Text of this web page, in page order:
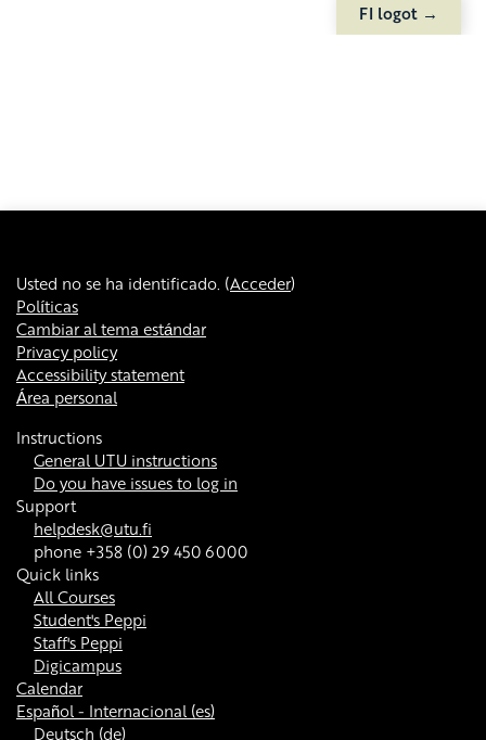
FI logot →
Usted no se ha identificado. (Acceder)
Políticas
Cambiar al tema estándar
Privacy policy
Accessibility statement
Área personal
Instructions
General UTU instructions
Do you have issues to log in
Support
helpdesk@utu.fi
phone +358 (0) 29 450 6000
Quick links
All Courses
Student's Peppi
Staff's Peppi
Digicampus
Calendar
Español - Internacional ‎(es)‎
Deutsch ‎(de)‎